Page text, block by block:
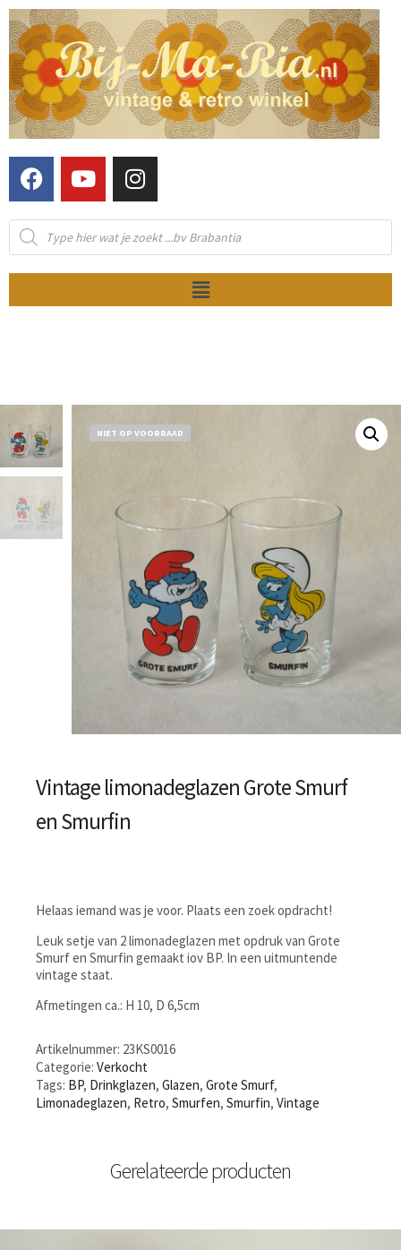
NIET OP VOORRAAD
Vintage limonadeglazen Grote Smurf
en Smurfin
Helaas iemand was je voor. Plaats een zoek opdracht!
Leuk setje van 2 limonadeglazen met opdruk van Grote
Smurf en Smurfin gemaakt iov BP. In een uitmuntende
vintage staat.
Afmetingen ca.: H 10, D 6,5cm
Artikelnummer: 23KS0016
Categorie: Verkocht
Tags: BP, Drinkglazen, Glazen, Grote Smurf,
Limonadeglazen, Retro, Smurfen, Smurfin, Vintage
Gerelateerde producten